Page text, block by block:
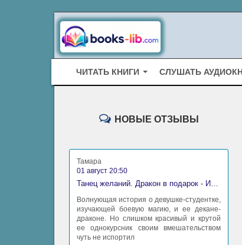
ЧИТАТЬ КНИГИ СЛУШАТЬ
НОВЫЕ ОТЗЫВЫ
Тамара
01 август 20:50
Танец желаний. Дракон в подарок - Ирина Алексеева
Волнующая история о девушке-студентке,
изучающей боевую магию, и ее декане-
драконе. Но слишком красивый и крутой
ее однокурсник своим вмешательством
чуть не испортил